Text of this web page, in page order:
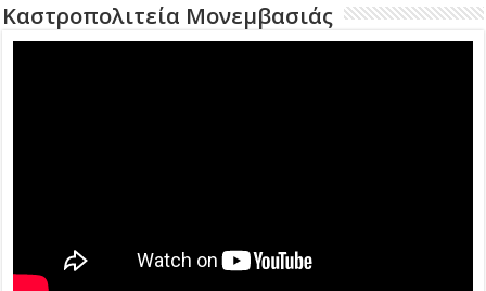
Καστροπολιτεία Μονεμβασιάς